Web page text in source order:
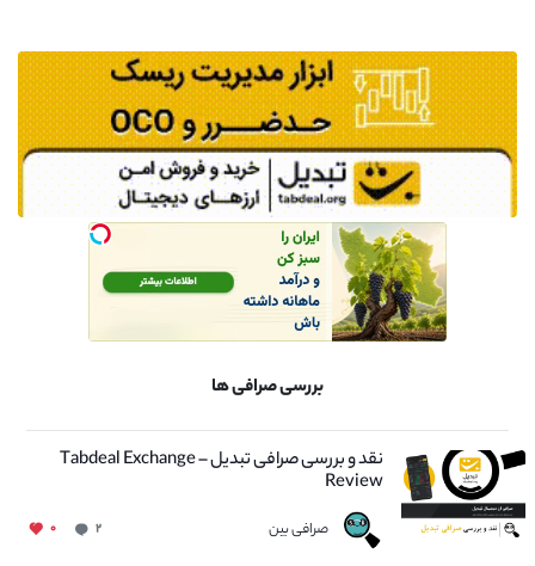
بررسی صرافی ها
نقد و بررسی صرافی تبدیل – Tabdeal Exchange
Review
صرافی بین ۲ ۰